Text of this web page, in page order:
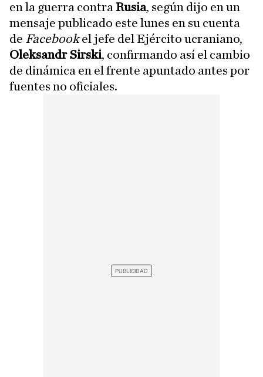
en la guerra contra Rusia, según dijo en un
mensaje publicado este lunes en su cuenta
de Facebookel jefe del Ejército ucraniano,
Oleksandr Sirski, confirmando así el cambio
de dinámica en el frente apuntado antes por
fuentes no oficiales.